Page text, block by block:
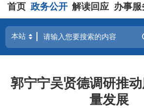
首页 政务公开 解读回应 办事服
郭宁宁吴贤德调研推
量发展